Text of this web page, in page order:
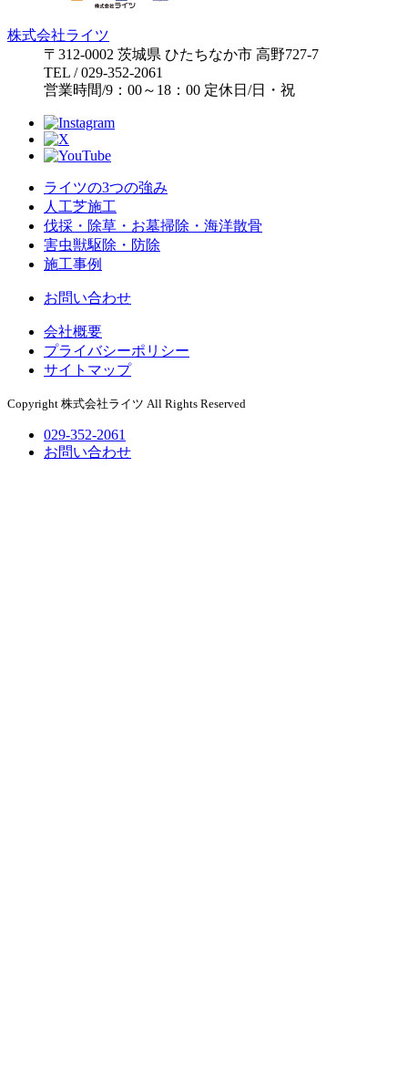
株式会社ライツ
〒312-0002 茨城県 ひたちなか市 高野727-7
TEL / 029-352-2061
営業時間/9：00～18：00 定休日 /日・祝
ライツの3つの強み
人工芝施工
伐採・除草・お墓掃除・海洋散骨
害虫獣駆除・防除
施工事例
お問い合わせ
会社概要
プライバシーポリシー
サイトマップ
Copyright 株式会社ライツ All Rights Reserved
029-352-2061
お問い合わせ